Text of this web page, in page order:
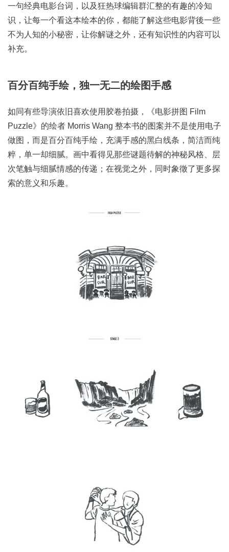
一句经典电影台词，以及狂热球编辑群汇整的有趣的冷知
识，让每一个看这本绘本的你，都能了解这些电影背後一些
不为人知的小秘密，让你解谜之外，还有知识性的内容可以
补充。
百分百纯手绘，独一无二的绘图手感
如同有些导演依旧喜欢使用胶卷拍摄，《电影拼图 Film
Puzzle》的绘者 Morris Wang 整本书的图案并不是使用电子
做图，而是百分百纯手绘，充满手感的黑白线条，简洁而纯
粹，单一却细腻。画中看得见那些谜题待解的神秘风格、层
次笔触与细腻情感的传递；在视觉之外，同时象徵了更多探
索的意义和乐趣。